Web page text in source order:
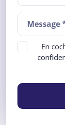
En